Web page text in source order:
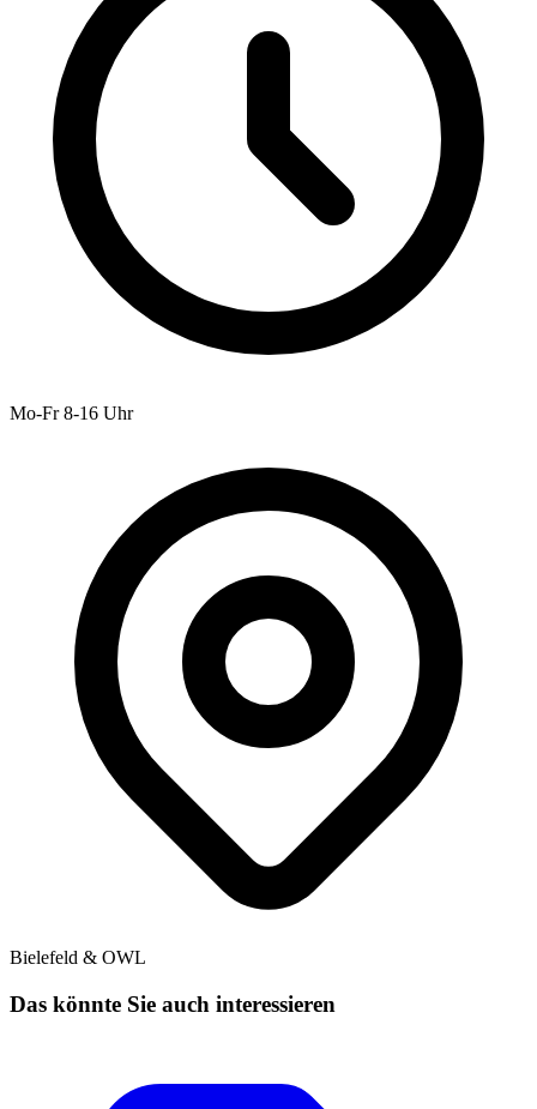
Mo-Fr 8-16 Uhr
Bielefeld & OWL
Das könnte Sie auch interessieren